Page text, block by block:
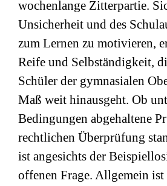
wochenlange Zitterpartie.
Unsicherheit und des
zum Lernen zu motivieren,
Reife und Selbständigkeit,
Schüler der gymnasialen
Maß weit hinausgeht. Ob
Bedingungen abgehaltene
rechtlichen Überprüfung
ist angesichts der
offenen Frage. Allgemein ist